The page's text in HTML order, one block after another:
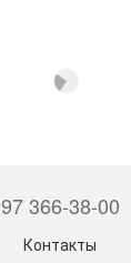
366-38-00
Контакты